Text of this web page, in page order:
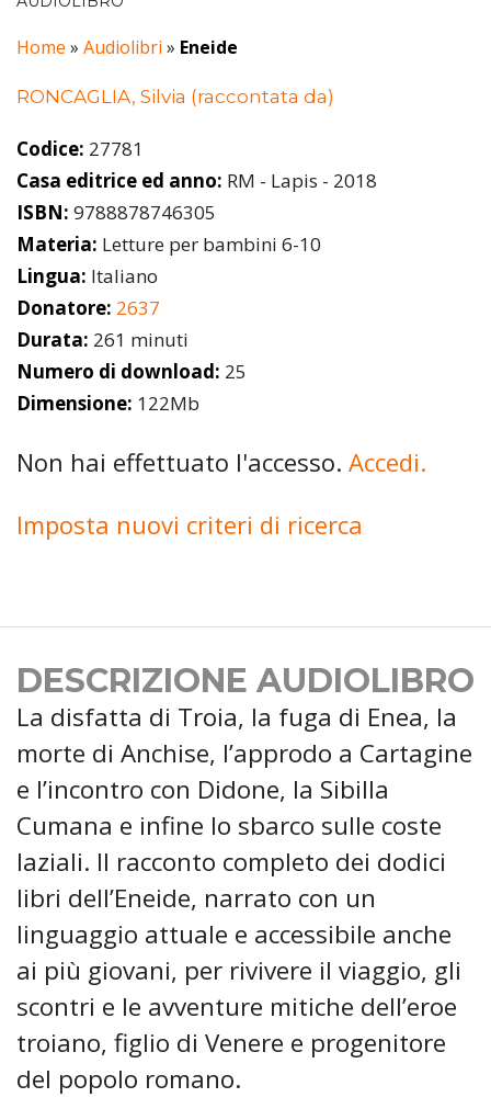
Home » Audiolibri » Eneide
RONCAGLIA, Silvia (raccontata da)
Codice: 27781
Casa editrice ed anno: RM - Lapis - 2018
ISBN: 9788878746305
Materia: Letture per bambini 6-10
Lingua: Italiano
Donatore: 2637
Durata: 261 minuti
Numero di download: 25
Dimensione: 122Mb
Non hai effettuato l'accesso. Accedi.
Imposta nuovi criteri di ricerca
DESCRIZIONE AUDIOLIBRO
La disfatta di Troia, la fuga di Enea, la
morte di Anchise, l’approdo a Cartagine
e l’incontro con Didone, la Sibilla
Cumana e infine lo sbarco sulle coste
laziali. Il racconto completo dei dodici
libri dell’Eneide, narrato con un
linguaggio attuale e accessibile anche
ai più giovani, per rivivere il viaggio, gli
scontri e le avventure mitiche dell’eroe
troiano, figlio di Venere e progenitore
del popolo romano.